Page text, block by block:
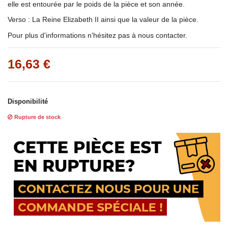
elle est entourée par le poids de la pièce et son année.
Verso : La Reine Elizabeth II ainsi que la valeur de la pièce.
Pour plus d'informations n'hésitez pas à nous contacter.
16,63 €
Disponibilité
Rupture de stock